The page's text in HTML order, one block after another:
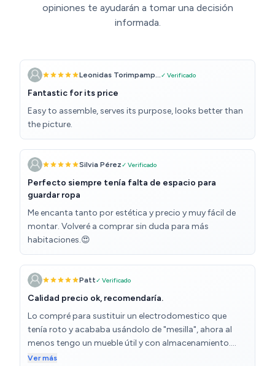
opiniones te ayudarán a tomar una decisión
informada.
Leonidas Torimpamp...✓ Verificado
Fantastic for its price
Easy to assemble, serves its purpose, looks better than
the picture.
Silvia Pérez✓ Verificado
Perfecto siempre tenía falta de espacio para
guardar ropa
Me encanta tanto por estética y precio y muy fácil de
montar. Volveré a comprar sin duda para más
habitaciones.😍
Patt✓ Verificado
Calidad precio ok, recomendaría.
Lo compré para sustituir un electrodomestico que
tenía roto y acababa usándolo de "mesilla", ahora al
menos tengo un mueble útil y con almacenamiento.
Semana antes había comprado una similar pero más
Ver más